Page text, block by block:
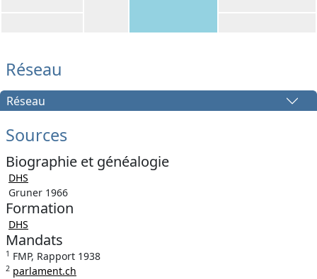
Réseau
Réseau
Sources
Biographie et généalogie
DHS
Gruner 1966
Formation
DHS
Mandats
1 FMP, Rapport 1938
2 parlament.ch